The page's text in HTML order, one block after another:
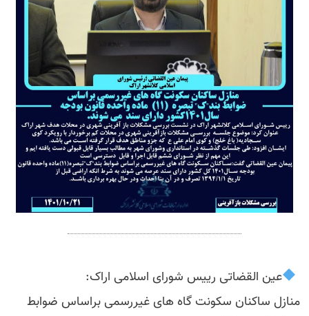
عین القضاتی رییس شورای اسلامی اراک:
منازل ساکنان سکونت گاه های غیررسمی براساس ضوابط